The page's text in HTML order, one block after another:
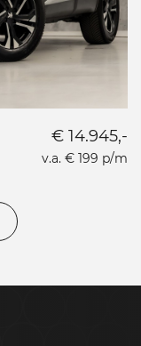
€ 14.945,-
v.a. € 199 p/m